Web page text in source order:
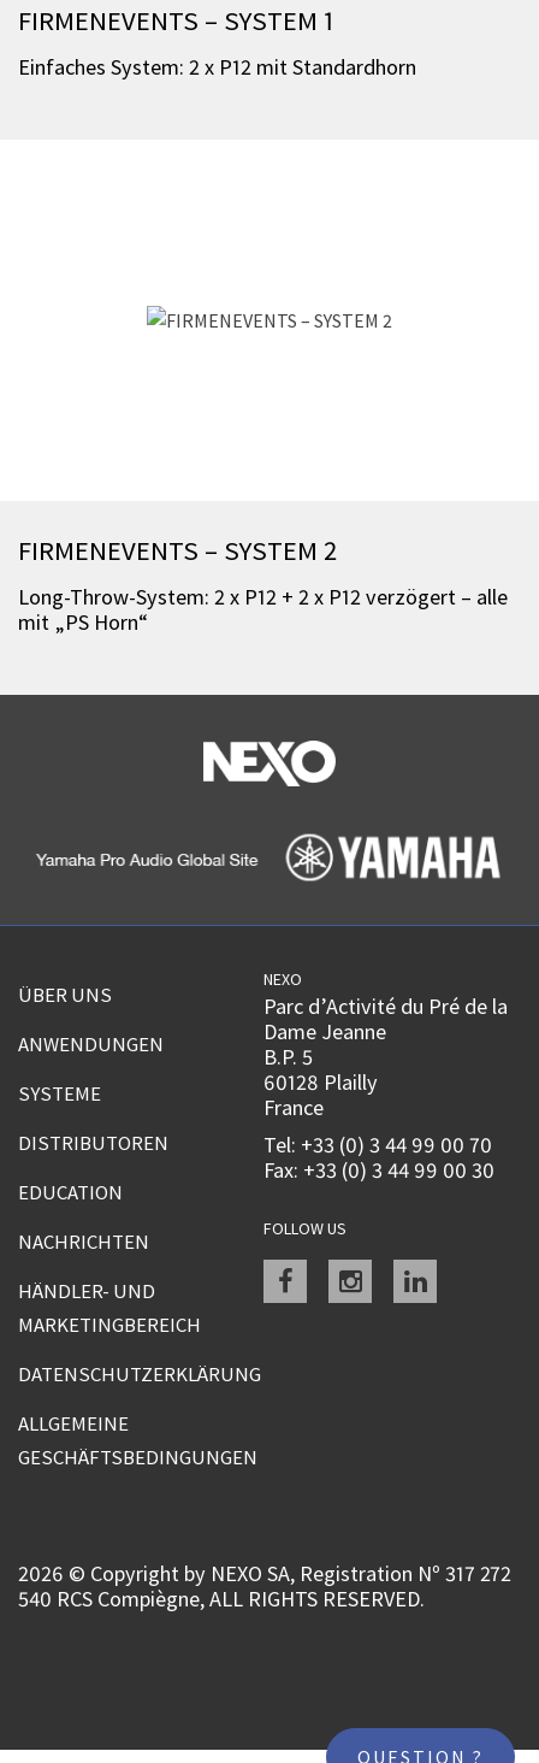
QUESTION ?
FIRMENEVENTS – SYSTEM 1
Einfaches System: 2 x P12 mit Standardhorn
FIRMENEVENTS – SYSTEM 2
Long-Throw-System: 2 x P12 + 2 x P12 verzögert – alle
mit „PS Horn“
ÜBER UNS
ANWENDUNGEN
SYSTEME
DISTRIBUTOREN
EDUCATION
NACHRICHTEN
HÄNDLER- UND
MARKETINGBEREICH
DATENSCHUTZERKLÄRUNG
ALLGEMEINE
GESCHÄFTSBEDINGUNGEN
NEXO
Parc d’Activité du Pré de la
Dame Jeanne
B.P. 5
60128 Plailly
France
Tel: +33 (0) 3 44 99 00 70
Fax: +33 (0) 3 44 99 00 30
FOLLOW US
Facebookinstagramlinkedin
2026 © Copyright by NEXO SA, Registration Nº 317 272
540 RCS Compiègne, ALL RIGHTS RESERVED.